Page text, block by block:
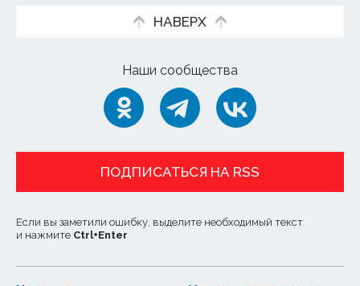
НАВЕРХ
Наши сообщества
ПОДПИСАТЬСЯ НА RSS
Если вы заметили ошибку, выделите необходимый текст
и нажмите Ctrl+Enter